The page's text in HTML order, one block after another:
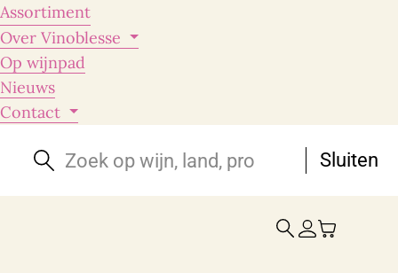
Assortiment
Over Vinoblesse
Op wijnpad
Nieuws
Contact
Sluiten